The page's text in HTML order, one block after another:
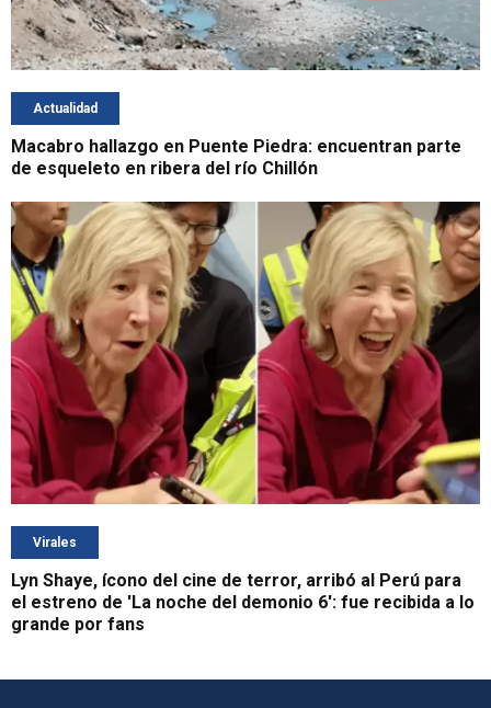
Actualidad
Macabro hallazgo en Puente Piedra: encuentran parte
de esqueleto en ribera del río Chillón
Virales
Lyn Shaye, ícono del cine de terror, arribó al Perú para
el estreno de 'La noche del demonio 6': fue recibida a lo
grande por fans